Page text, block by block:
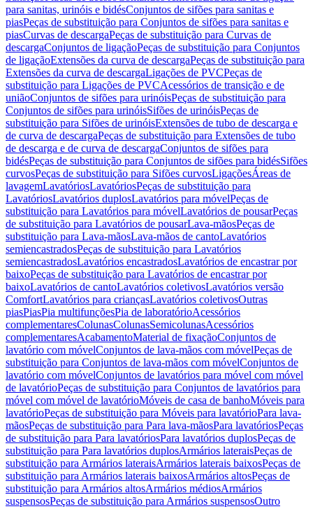
para sanitas, urinóis e bidésConjuntos de sifões para sanitas e
piasPeças de substituição para Conjuntos de sifões para sanitas e
piasCurvas de descargaPeças de substituição para Curvas de
descargaConjuntos de ligaçãoPeças de substituição para Conjuntos
de ligaçãoExtensões da curva de descargaPeças de substituição para
Extensões da curva de descargaLigações de PVCPeças de
substituição para Ligações de PVCAcessórios de transição e de
uniãoConjuntos de sifões para urinóisPeças de substituição para
Conjuntos de sifões para urinóisSifões de urinóisPeças de
substituição para Sifões de urinóisExtensões de tubo de descarga e
de curva de descargaPeças de substituição para Extensões de tubo
de descarga e de curva de descargaConjuntos de sifões para
bidésPeças de substituição para Conjuntos de sifões para bidésSifões
curvosPeças de substituição para Sifões curvosLigaçõesÁreas de
lavagemLavatóriosLavatóriosPeças de substituição para
LavatóriosLavatórios duplosLavatórios para móvelPeças de
substituição para Lavatórios para móvelLavatórios de pousarPeças
de substituição para Lavatórios de pousarLava-mãosPeças de
substituição para Lava-mãosLava-mãos de cantoLavatórios
semiencastradosPeças de substituição para Lavatórios
semiencastradosLavatórios encastradosLavatórios de encastrar por
baixoPeças de substituição para Lavatórios de encastrar por
baixoLavatórios de cantoLavatórios coletivosLavatórios versão
ComfortLavatórios para criançasLavatórios coletivosOutras
piasPiasPia multifunçõesPia de laboratórioAcessórios
complementaresColunasColunasSemicolunasAcessórios
complementaresAcabamentoMaterial de fixaçãoConjuntos de
lavatório com móvelConjuntos de lava-mãos com móvelPeças de
substituição para Conjuntos de lava-mãos com móvelConjuntos de
lavatório com móvelConjuntos de lavatórios para móvel com móvel
de lavatórioPeças de substituição para Conjuntos de lavatórios para
móvel com móvel de lavatórioMóveis de casa de banhoMóveis para
lavatórioPeças de substituição para Móveis para lavatórioPara lava-
mãosPeças de substituição para Para lava-mãosPara lavatóriosPeças
de substituição para Para lavatóriosPara lavatórios duplosPeças de
substituição para Para lavatórios duplosArmários lateraisPeças de
substituição para Armários lateraisArmários laterais baixosPeças de
substituição para Armários laterais baixosArmários altosPeças de
substituição para Armários altosArmários médiosArmários
suspensosPeças de substituição para Armários suspensosOutro